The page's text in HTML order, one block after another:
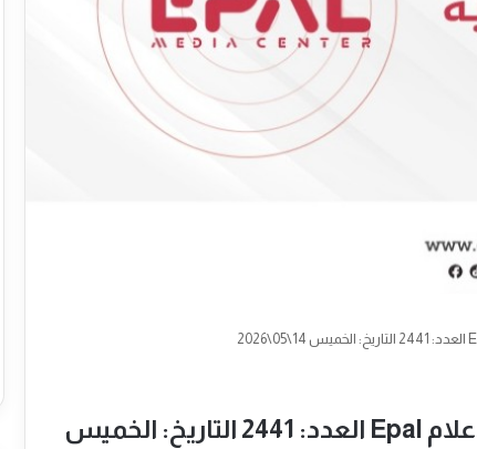
نشرة المركز الاوروبي الفلسطيني الاعلام Epal العدد: 2441 التاريخ: الخميس